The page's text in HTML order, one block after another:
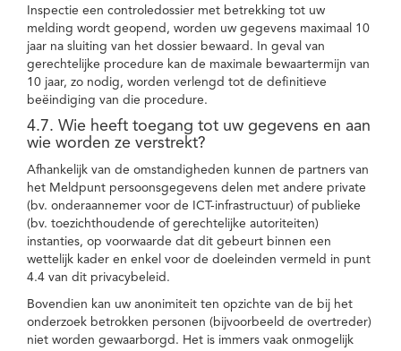
Inspectie een controledossier met betrekking tot uw
melding wordt geopend, worden uw gegevens maximaal 10
jaar na sluiting van het dossier bewaard. In geval van
gerechtelijke procedure kan de maximale bewaartermijn van
10 jaar, zo nodig, worden verlengd tot de definitieve
beëindiging van die procedure.
4.7. Wie heeft toegang tot uw gegevens en aan
wie worden ze verstrekt?
Afhankelijk van de omstandigheden kunnen de partners van
het Meldpunt persoonsgegevens delen met andere private
(bv. onderaannemer voor de ICT-infrastructuur) of publieke
(bv. toezichthoudende of gerechtelijke autoriteiten)
instanties, op voorwaarde dat dit gebeurt binnen een
wettelijk kader en enkel voor de doeleinden vermeld in punt
4.4 van dit privacybeleid.
Bovendien kan uw anonimiteit ten opzichte van de bij het
onderzoek betrokken personen (bijvoorbeeld de overtreder)
niet worden gewaarborgd. Het is immers vaak onmogelijk